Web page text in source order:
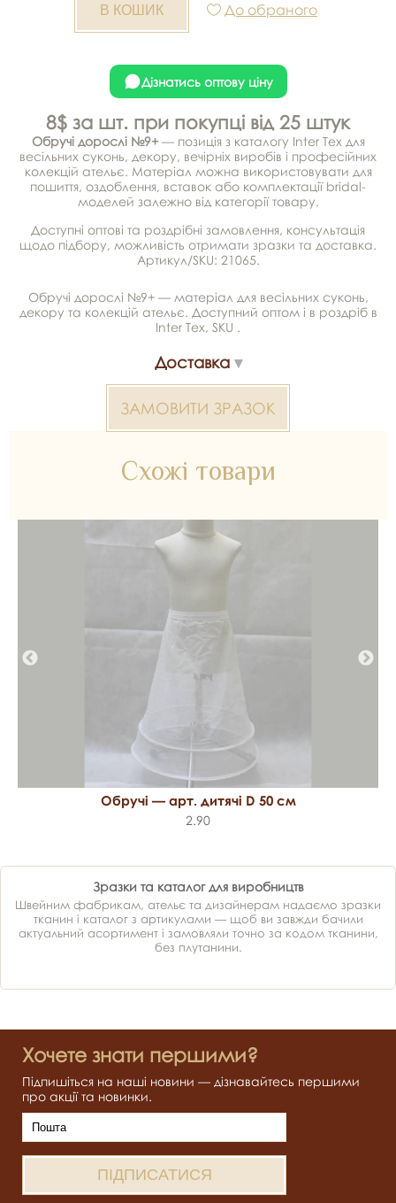
До обраного
Дізнатись оптову ціну
8$ за шт. при покупці від 25 штук
Обручі дорослі №9+— позиція з каталогу Inter Tex для
весільних суконь, декору, вечірніх виробів і професійних
колекцій ательє. Матеріал можна використовувати для
пошиття, оздоблення, вставок або комплектації bridal-
моделей залежно від категорії товару.
Доступні оптові та роздрібні замовлення, консультація
щодо підбору, можливість отримати зразки та доставка.
Артикул/SKU: 21065.
Обручі дорослі №9+ — матеріал для весільних суконь,
декору та колекцій ательє. Доступний оптом і в роздріб в
Inter Tex, SKU .
Доставка
ЗАМОВИТИ ЗРАЗОК
Схожі товари
Обручі — арт. дитячі D 50 см
2.90
Зразки та каталог для виробництв
Швейним фабрикам, ательє та дизайнерам надаємо зразки
тканин і каталог з артикулами — щоб ви завжди бачили
актуальний асортимент і замовляли точно за кодом тканини,
без плутанини.
Хочете знати першими?
Підпишіться на наші новини — дізнавайтесь першими
про акції та новинки.